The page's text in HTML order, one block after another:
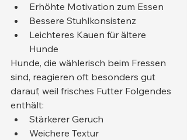
Erhöhte Motivation zum Essen
Bessere Stuhlkonsistenz
Leichteres Kauen für ältere
Hunde
Hunde, die wählerisch beim Fressen
sind, reagieren oft besonders gut
darauf, weil frisches Futter Folgendes
enthält:
Stärkerer Geruch
Weichere Textur